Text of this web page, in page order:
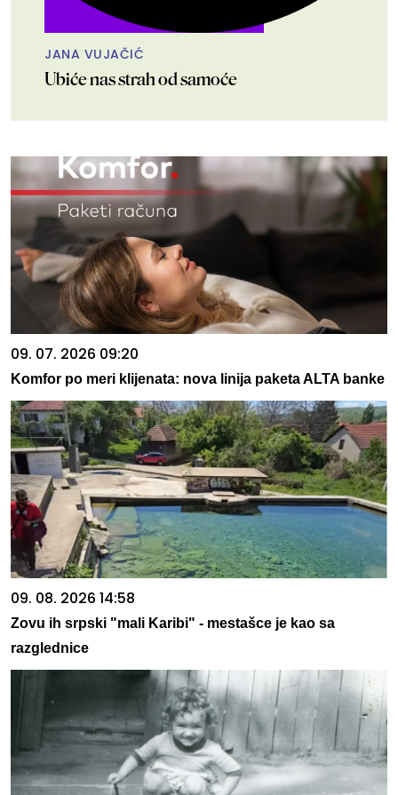
JANA VUJAČIĆ
Ubiće nas strah od samoće
09. 07. 2026 09:20
Komfor po meri klijenata: nova linija paketa ALTA banke
09. 08. 2026 14:58
Zovu ih srpski "mali Karibi" - mestašce je kao sa
razglednice